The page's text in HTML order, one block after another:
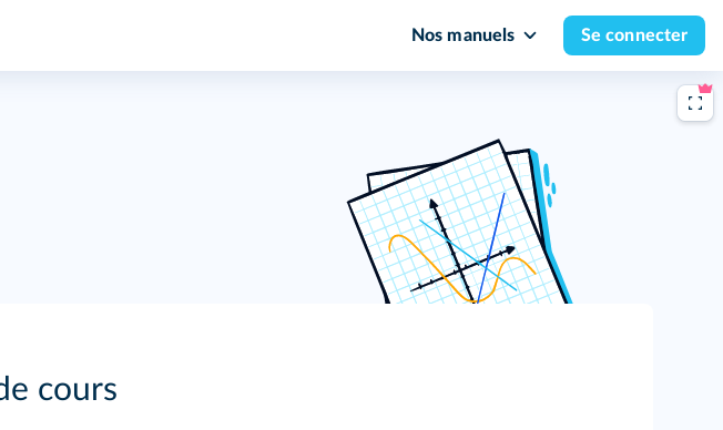
Nos manuels Se connecter
cours